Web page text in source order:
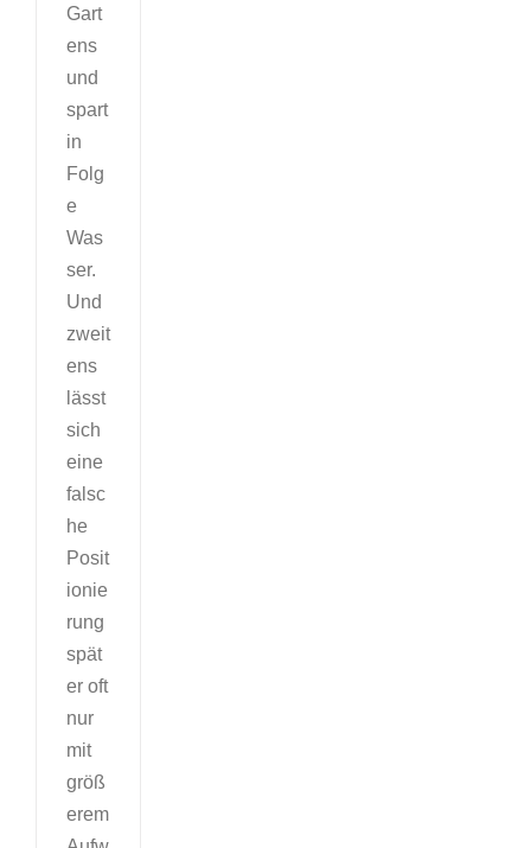
Gart
ens
und
spart
in
Folg
e
Was
ser.
Und
zweit
ens
lässt
sich
eine
falsc
he
Posit
ionie
rung
spät
er oft
nur
mit
größ
erem